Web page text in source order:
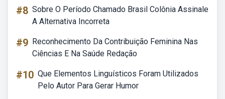
#8 Sobre O Período Chamado Brasil Colônia Assinale
A Alternativa Incorreta
#9 Reconhecimento Da Contribuição Feminina Nas
Ciências E Na Saúde Redação
#10 Que Elementos Linguísticos Foram Utilizados
Pelo Autor Para Gerar Humor